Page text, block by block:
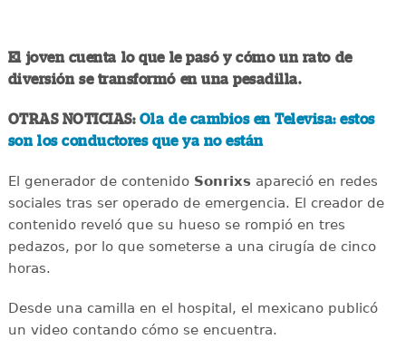
El joven cuenta lo que le pasó y cómo un rato de
diversión se transformó en una pesadilla.
OTRAS NOTICIAS: Ola de cambios en Televisa: estos
son los conductores que ya no están
El generador de contenido Sonrixsapareció en redes
sociales tras ser operado de emergencia. El creador de
contenido reveló que su hueso se rompió en tres
pedazos, por lo que someterse a una cirugía de cinco
horas.
Desde una camilla en el hospital, el mexicano publicó
un video contando cómo se encuentra.